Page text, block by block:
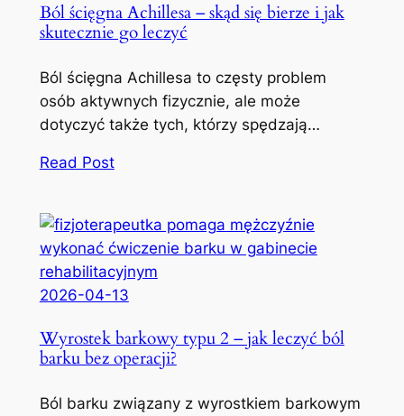
Ból ścięgna Achillesa – skąd się bierze i jak
skutecznie go leczyć
Ból ścięgna Achillesa to częsty problem
osób aktywnych fizycznie, ale może
dotyczyć także tych, którzy spędzają…
Read Post
2026-04-13
Wyrostek barkowy typu 2 – jak leczyć ból
barku bez operacji?
Ból barku związany z wyrostkiem barkowym